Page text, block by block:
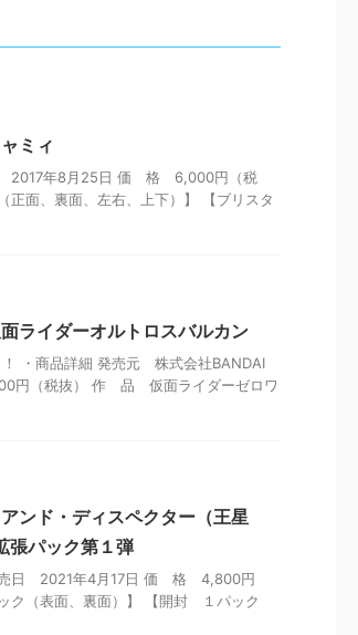
ミィ
2017年8月25日 価 格 6,000円（税
面、裏面、左右、上下）】 【ブリスタ
ライダーオルトロスバルカン
・商品詳細 発売元 株式会社BANDAI
円（税抜） 作 品 仮面ライダーゼロワ
ンド・ディスペクター（王星
パック第１弾
売日 2021年4月17日 価 格 4,800円
ク（表面、裏面）】 【開封 １パック